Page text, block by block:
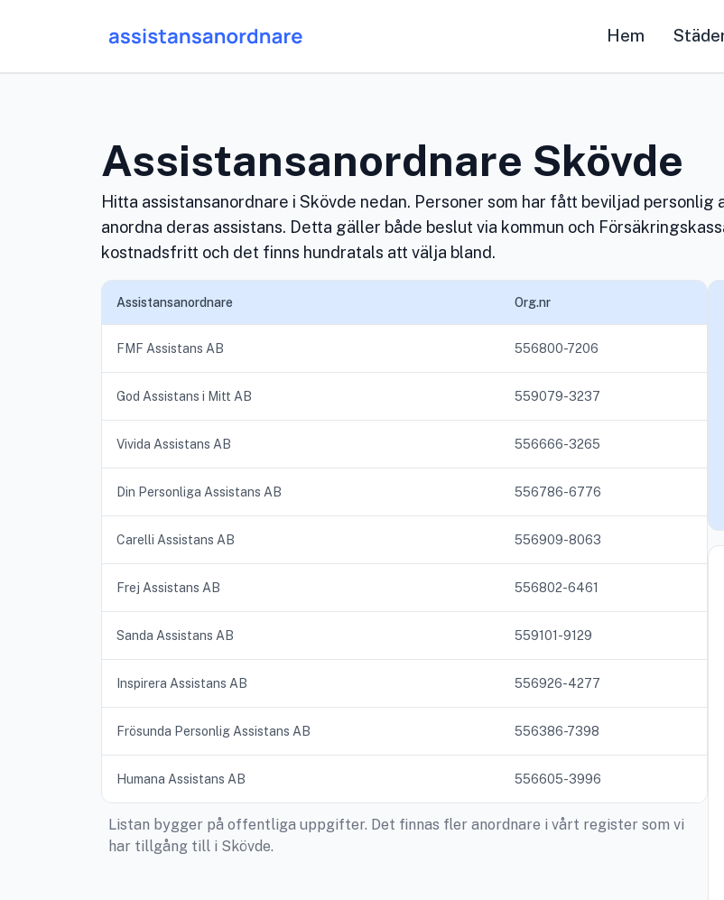
Hem
Assistansanordnare Skövde
Hitta assistansanordnare i Skövde nedan. Personer som har fått beviljad personlig
anordna deras assistans. Detta gäller både beslut via kommun och
kostnadsfritt och det finns hundratals att välja bland.
Assistansanordnare Org.nr
FMF Assistans AB 556800-7206
God Assistans i Mitt AB 559079-3237
Vivida Assistans AB 556666-3265
Din Personliga Assistans AB 556786-6776
Carelli Assistans AB 556909-8063
Frej Assistans AB 556802-6461
Sanda Assistans AB 559101-9129
Inspirera Assistans AB 556926-4277
Frösunda Personlig Assistans AB 556386-7398
Humana Assistans AB 556605-3996
Listan bygger på offentliga uppgifter. Det finnas fler anordnare i vårt register som vi
har tillgång till i Skövde.